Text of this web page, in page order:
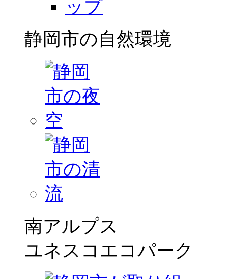
静岡市の自然環境
南アルプス
ユネスコエコパーク